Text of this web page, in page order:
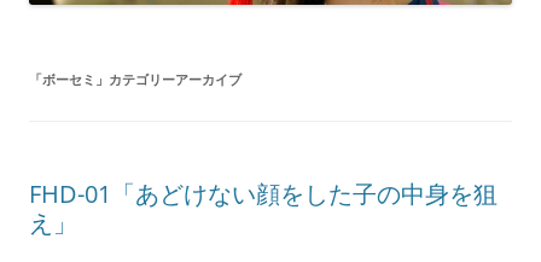
「ボーセミ 」カテゴリーアーカイブ
FHD-01「あどけない顔をした子の中身を狙
え」